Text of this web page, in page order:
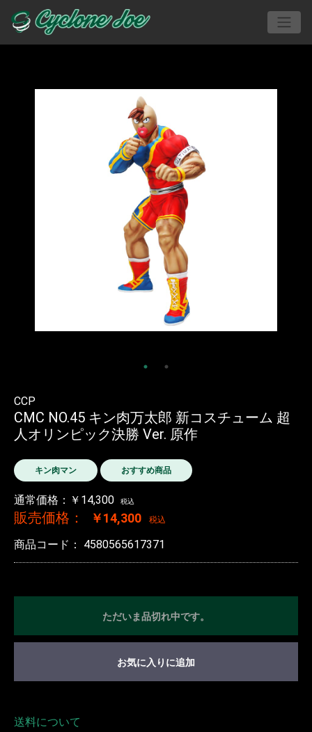
CCP
CMC NO.45 キン肉万太郎 新コスチューム 超
人オリンピック決勝 Ver. 原作
キン肉マン おすすめ商品
通常価格：￥14,300 税込
販売価格： ￥14,300 税込
商品コード： 4580565617371
ただいま品切れ中です。
お気に入りに追加
送料について